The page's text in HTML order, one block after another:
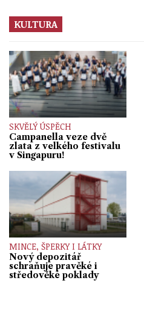
KULTURA
SKVĚLÝ ÚSPĚCH
Campanella veze dvě
zlata z velkého festivalu
v Singapuru!
MINCE, ŠPERKY I LÁTKY
Nový depozitář
schraňuje pravěké i
středověké poklady